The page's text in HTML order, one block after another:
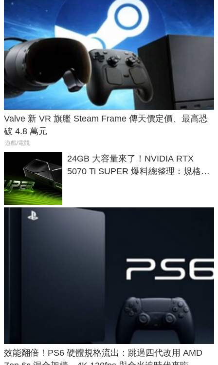
Valve 新 VR 旗艦 Steam Frame 傳天價定價、最高恐
破 4.8 萬元
遊戲/電競
24GB 大容量來了！NVIDIA RTX
5070 Ti SUPER 爆料總整理：規格、
效能翻倍！PS6 硬體規格流出：跳過四代改用 AMD